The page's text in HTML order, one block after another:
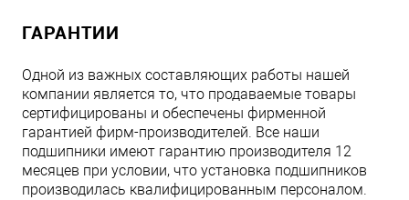
ГАРАНТИИ
Одной из важных составляющих работы нашей
компании является то, что продаваемые товары
сертифицированы и обеспечены фирменной
гарантией фирм-производителей. Все наши
подшипники имеют гарантию производителя 12
месяцев при условии, что установка подшипников
производилась квалифицированным персоналом.